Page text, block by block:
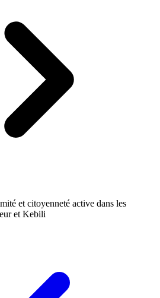
et citoyenneté active dans les
et Kebili